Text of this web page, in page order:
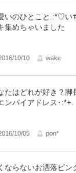
いのひとこと.:*♡い
集めちゃいました
10/10 wake
たはどれが好き？
ンパイアドレス･:*+.
10/05 pon*
ならないお洒落ピ